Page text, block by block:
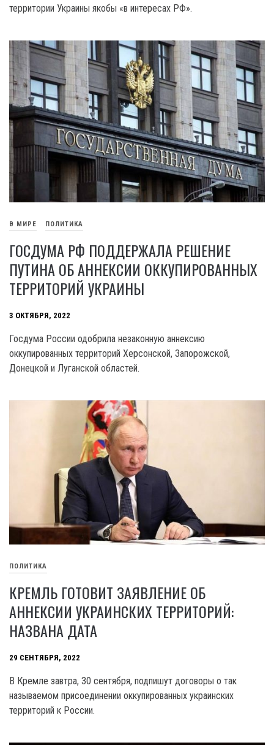
территории Украины якобы «в интересах РФ».
В МИРЕ ПОЛИТИКА
ГОСДУМА РФ ПОДДЕРЖАЛА РЕШЕНИЕ
ПУТИНА ОБ АННЕКСИИ ОККУПИРОВАННЫХ
ТЕРРИТОРИЙ УКРАИНЫ
3 ОКТЯБРЯ, 2022
Госдума России одобрила незаконную аннексию
оккупированных территорий Херсонской, Запорожской,
Донецкой и Луганской областей.
ПОЛИТИКА
КРЕМЛЬ ГОТОВИТ ЗАЯВЛЕНИЕ ОБ
АННЕКСИИ УКРАИНСКИХ ТЕРРИТОРИЙ:
НАЗВАНА ДАТА
29 СЕНТЯБРЯ, 2022
В Кремле завтра, 30 сентября, подпишут договоры о так
называемом присоединении оккупированных украинских
территорий к России.